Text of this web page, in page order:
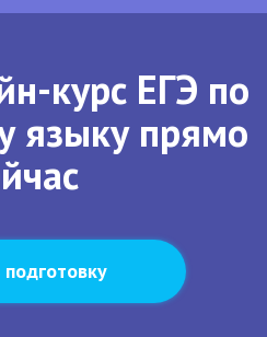
курс ЕГЭ по
языку прямо